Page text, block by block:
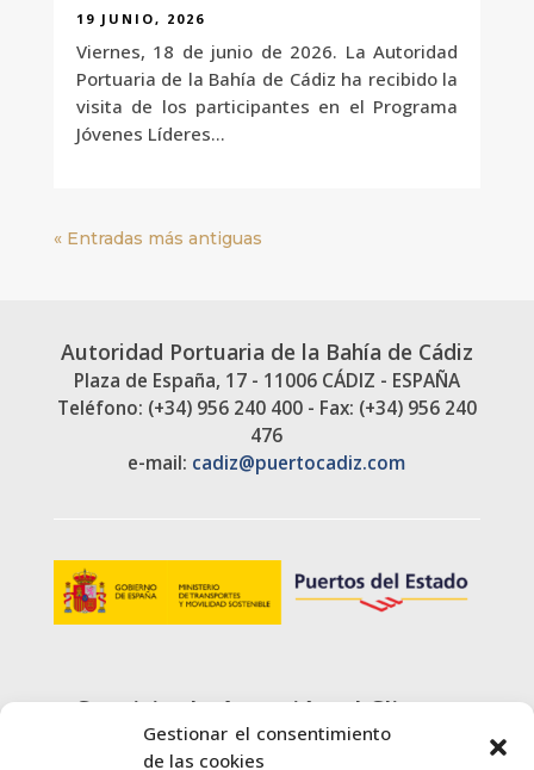
Gestionar el consentimiento
de las cookies
19 JUNIO, 2026
Viernes, 18 de junio de 2026. La Autoridad
Portuaria de la Bahía de Cádiz ha recibido la
visita de los participantes en el Programa
Jóvenes Líderes...
« Entradas más antiguas
Autoridad Portuaria de la Bahía de Cádiz
Plaza de España, 17 - 11006 CÁDIZ - ESPAÑA
Teléfono: (+34) 956 240 400 - Fax: (+34) 956 240
476
e-mail: cadiz@puertocadiz.com
Servicio de Atención al Cliente
900 720 415